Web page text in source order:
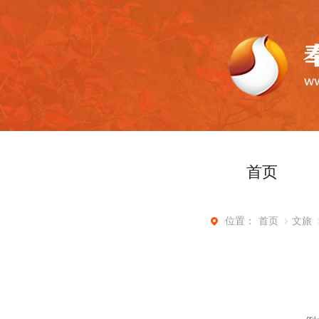
首页
位置： 首页 文旅